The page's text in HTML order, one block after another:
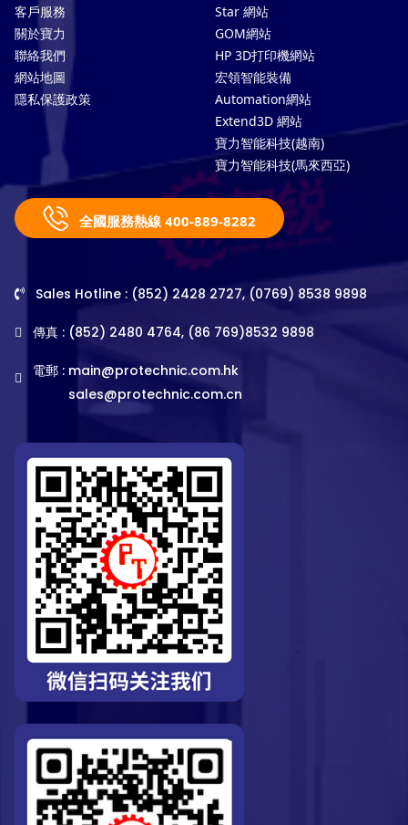
客戶服務
關於寶力
聯絡我們
網站地圖
隱私保護政策
Star 網站
GOM網站
HP 3D打印機網站
宏領智能裝備
Automation網站
Extend3D 網站
寶力智能科技(越南)
寶力智能科技(馬來西亞)
全國服務熱線 400-889-8282
Sales Hotline : (852) 2428 2727, (0769) 8538 9898
傳真 : (852) 2480 4764, (86 769)8532 9898
電郵 : main@protechnic.com.hk
sales@protechnic.com.cn